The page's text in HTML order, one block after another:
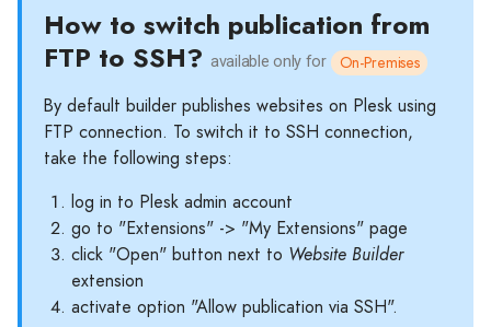
How to switch publication from
FTP to SSH? available only for On-Premises
By default builder publishes websites on Plesk using
FTP connection. To switch it to SSH connection,
take the following steps:
log in to Plesk admin account
go to "Extensions" -> "My Extensions" page
click "Open" button next to Website Builder
extension
activate option "Allow publication via SSH".